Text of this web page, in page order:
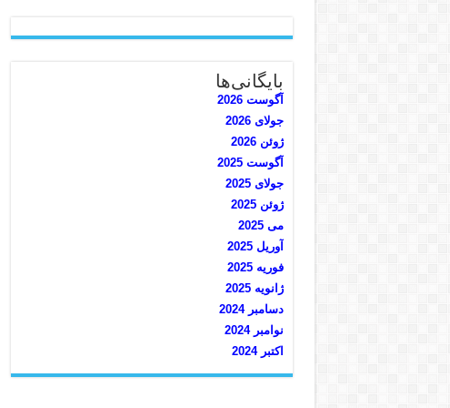
بایگانی‌ها
آگوست 2026
جولای 2026
ژوئن 2026
آگوست 2025
جولای 2025
ژوئن 2025
می 2025
آوریل 2025
فوریه 2025
ژانویه 2025
دسامبر 2024
نوامبر 2024
اکتبر 2024